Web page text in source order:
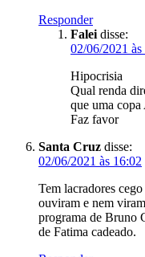
Responder
Falei disse:
02/06/2021
Hipocrisia
Qual renda
que uma copa
Faz favor
Santa Cruz disse:
02/06/2021 às 16:02
Tem lacradores
ouviram e nem
programa de Bruno
de Fatima cadeado.